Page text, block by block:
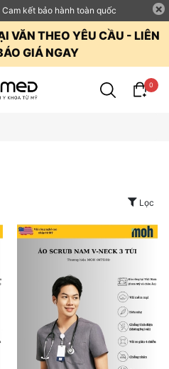
kết bảo hành toàn quốc
VĂN THEO YÊU CẦU - LIÊN
GIÁ NGAY
0
Lọc